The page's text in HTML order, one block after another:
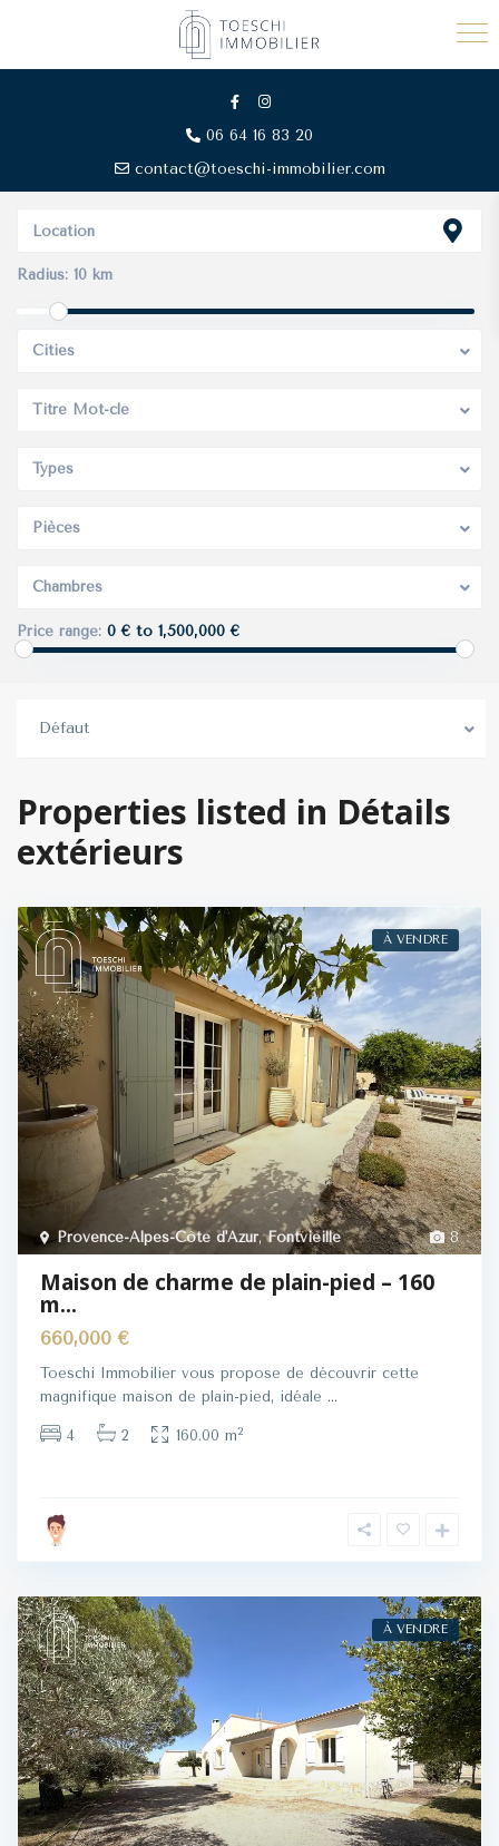
06 64 16 83 20
contact@toeschi-immobilier.com
Radius:10 km
Cities
Titre Mot-clé
Types
Pièces
Chambres
Price range: 0 € to 1,500,000 €
Défaut
Properties listed in Détails
extérieurs
8
Provence-Alpes-Côte d'Azur,Fontvieille
À VENDRE
Maison de charme de plain-pied – 160
m...
660,000 €
Toeschi Immobilier vous propose de découvrir cette
magnifique maison de plain-pied, idéale ...
4 2 160.00 m2
À VENDRE